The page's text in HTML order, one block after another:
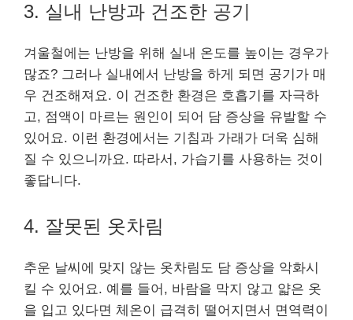
3. 실내 난방과 건조한 공기
겨울철에는 난방을 위해 실내 온도를 높이는 경우가
많죠? 그러나 실내에서 난방을 하게 되면 공기가 매
우 건조해져요. 이 건조한 환경은 호흡기를 자극하
고, 점액이 마르는 원인이 되어 담 증상을 유발할 수
있어요. 이런 환경에서는 기침과 가래가 더욱 심해
질 수 있으니까요. 따라서, 가습기를 사용하는 것이
좋답니다.
4. 잘못된 옷차림
추운 날씨에 맞지 않는 옷차림도 담 증상을 악화시
킬 수 있어요. 예를 들어, 바람을 막지 않고 얇은 옷
을 입고 있다면 체온이 급격히 떨어지면서 면역력이